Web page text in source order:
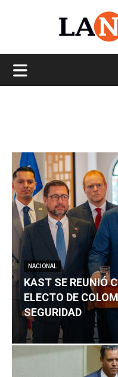
NACIONAL
KAST SE REUNIÓ
ELECTO DE
SEGURIDAD